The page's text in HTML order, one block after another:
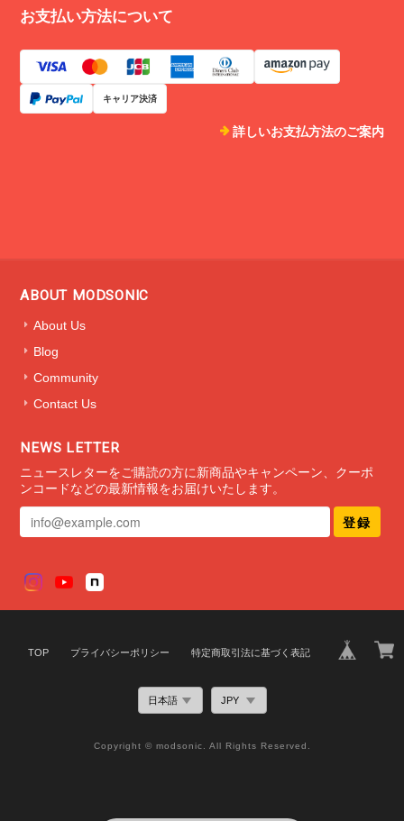
2021/01/13
デザインはスペイシーで洗練されて素晴らしい。素材の革の質感も申
とが何より嬉しいです。これからもモッ
ミニマルブレスレット タイプ1
2020/12/30
お支払い方法について
キャリア決済
詳しいお支払方法のご案内
ABOUT MODSONIC
About Us
Blog
Community
Contact Us
NEWS LETTER
ニュースレターをご購読の方に新商品やキャンペーン、クーポ
ンコードなどの最新情報をお届けいたします。
登録
TOP プライバシーポリシー 特定商取引法に基づく表記
Copyright © modsonic. All Rights Reserved.